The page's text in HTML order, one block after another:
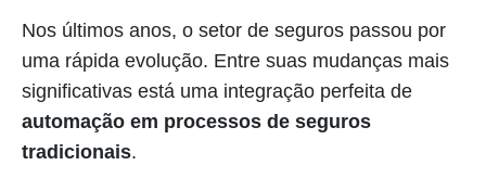
Nos últimos anos, o setor de seguros passou por
uma rápida evolução. Entre suas mudanças mais
significativas está uma integração perfeita de
automação em processos de seguros
tradicionais.